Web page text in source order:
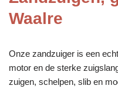
Waalre
Onze zandzuiger is een
motor en de sterke
zuigen, schelpen, slib en